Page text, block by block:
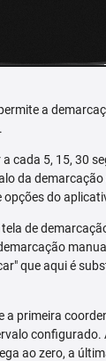
a
cada 5, 15, 30
da
opções do
de
que aqui é
a primeira
configurado.
ao zero, a